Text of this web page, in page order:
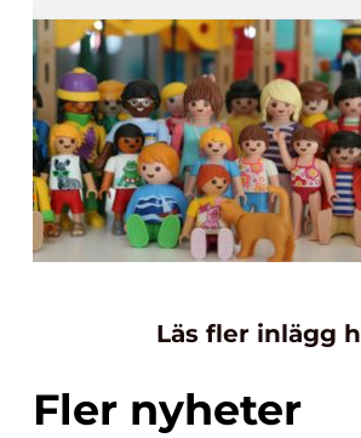
Läs fler inlägg
Fler nyheter